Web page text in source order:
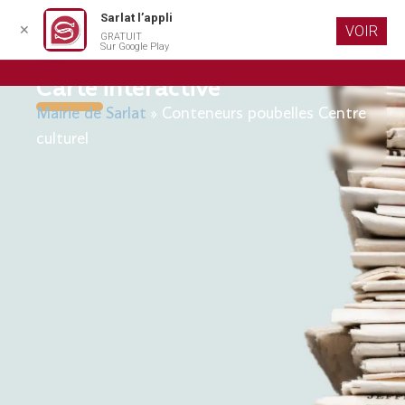
contenu
Carte interactive
Mairie de Sarlat » Conteneurs poubelles Centre
culturel
✕
Sarlat l’appli
GRATUIT
Sur Google Play
VOIR